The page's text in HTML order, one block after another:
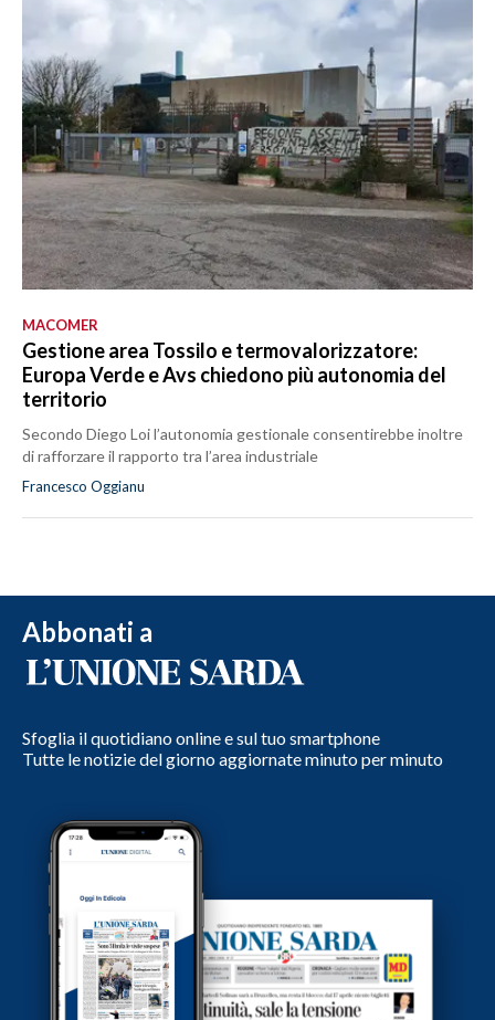
MACOMER
Gestione area Tossilo e termovalorizzatore:
Europa Verde e Avs chiedono più autonomia del
territorio
Secondo Diego Loi l’autonomia gestionale consentirebbe inoltre
di rafforzare il rapporto tra l’area industriale
Francesco Oggianu
Abbonati a
Sfoglia il quotidiano online e sul tuo smartphone
Tutte le notizie del giorno aggiornate minuto per minuto